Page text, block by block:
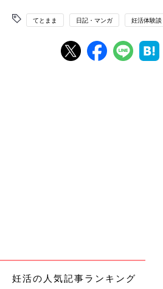
てとまま 日記・マンガ 妊活体験談
妊活の人気記事ランキング